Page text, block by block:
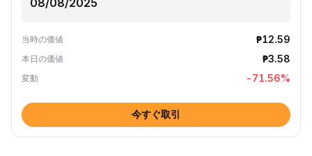
当時の価値 ₱12.59
本日の価値 ₱3.58
変動 -71.56%
今すぐ取引